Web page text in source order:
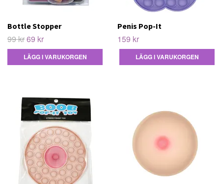
Bottle Stopper
99 kr69 kr
LÄGG I VARUKORGEN
Penis Pop-It
159 kr